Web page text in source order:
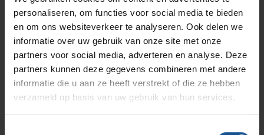
personaliseren, om functies voor social media te bieden
en om ons websiteverkeer te analyseren. Ook delen we
informatie over uw gebruik van onze site met onze
partners voor social media, adverteren en analyse. Deze
partners kunnen deze gegevens combineren met andere
informatie die u aan ze heeft verstrekt of die ze hebben
verzameld op basis van uw gebruik van hun services.
naaldencontainers in dan veel reguliere verpakkingen
Maximaal brutogewicht 20 kg
Afmetingen L x B x H400 mm x 390 mm x 650 mm
De hoogte van de omdoos wanneer deze open staat is
950 mm
Aantal stuks
Solutions
Productlijnen
Medische afvalverpakkingen
Assortiment
Hammerlit
Septodry
Metro
Contact
Ons team
Klantcases